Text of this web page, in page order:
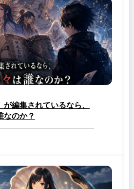
編集されているなら、
なのか？